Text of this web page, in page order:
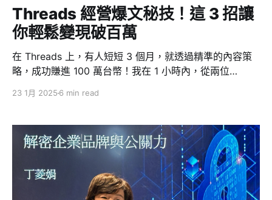
Threads 經營爆文秘技！這 3 招讓
你輕鬆變現破百萬
在 Threads 上，有人短短 3 個月，就透過精準的內容策
略，成功賺進 100 萬台幣！我在 1 小時內，從兩位
中，學到了「內容變現」的祕訣，特別整理 3 大翻轉思維
麼不能亂留言？ 在 Threads 上，留言確實能幫助曝光，
但如果你隨意留言在低流量的貼文上，基本等於白忙一
場。這就像衝浪，浪太小，你根本衝不起來。 留言駭客
23 1月 2025 6 min read